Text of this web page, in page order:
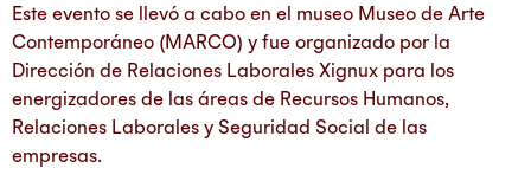
Este evento se llevó a cabo en el museo Museo de Arte
Contemporáneo (MARCO) y fue organizado por la
Dirección de Relaciones Laborales Xignux para los
energizadores de las áreas de Recursos Humanos,
Relaciones Laborales y Seguridad Social de las
empresas.